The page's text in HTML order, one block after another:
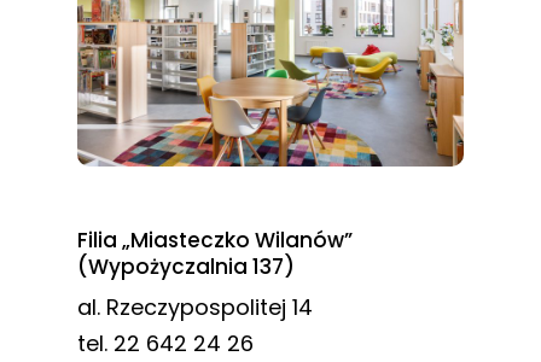
Filia „Miasteczko Wilanów”
(Wypożyczalnia 137)
al. Rzeczypospolitej 14
tel. 22 642 24 26